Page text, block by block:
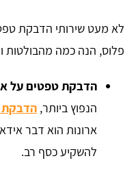
לא מעט שירותי הדבקת
פלוס, הנה כמה מהבולטות
הדבקת טפטים על
הנפוץ ביותר, הדבקת
ארונות הוא דבר
להשקיע כסף רב.